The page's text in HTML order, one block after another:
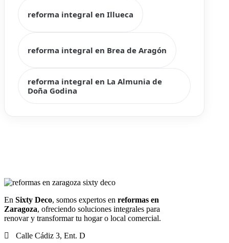
reforma integral en Illueca
reforma integral en Brea de Aragón
reforma integral en La Almunia de
Doña Godina
En Sixty Deco, somos expertos en reformas en
Zaragoza, ofreciendo soluciones integrales para
renovar y transformar tu hogar o local comercial.
Calle Cádiz 3, Ent. D